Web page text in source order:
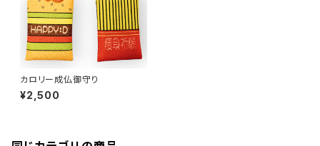
カロリー成仏御守り
¥2,500